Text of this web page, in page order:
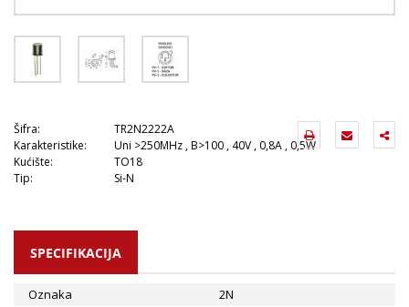
Šifra:
TR2N2222A
Karakteristike:
Uni >250MHz , B>100 , 40V , 0,8A , 0,5W
Kućište:
TO18
Tip:
Si-N
SPECIFIKACIJA
Oznaka
2N